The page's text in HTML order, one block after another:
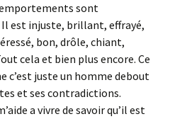
sont
Il est injuste, brillant, effrayé,
bon, drôle, chiant,
cela et bien plus encore. Ce
c’est juste un homme debout
et ses contradictions.
a vivre de savoir qu’il est